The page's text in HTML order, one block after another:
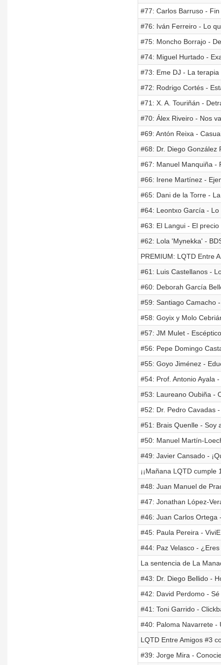
#77: Carlos Barruso - Fin
#76: Iván Ferreiro - Lo
#75: Moncho Borrajo -
#74: Miguel Hurtado -
#73: Eme DJ - La terapia
#72: Rodrigo Cortés -
#71: X. A. Touriñán -
#70: Álex Riveiro - Nos
#69: Antón Reixa -
#68: Dr. Diego González
#67: Manuel Manquiña -
#66: Irene Martínez -
#65: Dani de la Torre -
#64: Leontxo García -
#63: El Langui - El
#62: Lola 'Mynekka' -
PREMIUM: LQTD Entre
#61: Luis Castellanos -
#60: Deborah García
#59: Santiago Camacho
#58: Goyix y Molo
#57: JM Mulet -
#56: Pepe Domingo
#55: Goyo Jiménez -
#54: Prof. Antonio Ayala
#53: Laureano Oubiña -
#52: Dr. Pedro Cavadas
#51: Brais Quenlle - Soy
#50: Manuel Martín-
#49: Javier Cansado -
¡¡Mañana LQTD cumple
#48: Juan Manuel de
#47: Jonathan López-
#46: Juan Carlos Ortega
#45: Paula Pereira -
#44: Paz Velasco -
La sentencia de La
#43: Dr. Diego Bellido -
#42: David Perdomo -
#41: Toni Garrido -
#40: Paloma Navarrete -
LQTD Entre Amigos #3
#39: Jorge Mira -